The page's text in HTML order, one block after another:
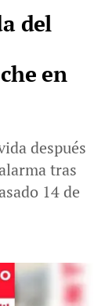
del
en
después
tras
14 de